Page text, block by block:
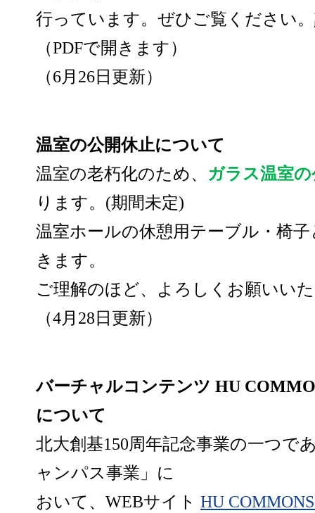
行っています。ぜひご覧ください。
（PDFで開きます）
（6月26日更新）
温室の公開休止について
温室の老朽化のため、
ガラス温室
ります。(期間未定)
温室ホールの休憩用テーブル・椅
きます。
ご理解のほど、よろしくお願いい
（4月28日更新）
バーチャルコンテンツ HU
について
北大創基150周年記念事業の一つで
ャンパス事業」に
おいて、WEBサイト HU